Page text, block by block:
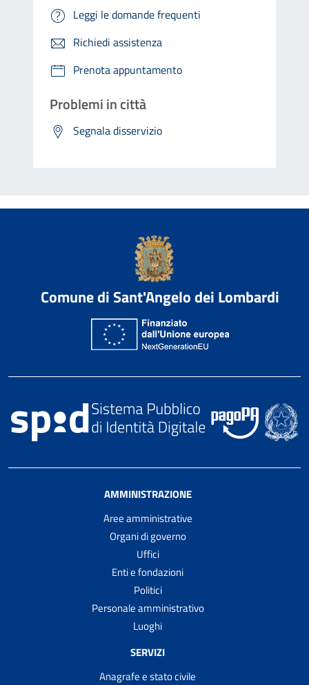
Leggi le domande frequenti
Richiedi assistenza
Prenota appuntamento
Problemi in città
Segnala disservizio
Comune di Sant'Angelo dei Lombardi
AMMINISTRAZIONE
Aree amministrative
Organi di governo
Uffici
Enti e fondazioni
Politici
Personale amministrativo
Luoghi
SERVIZI
Anagrafe e stato civile